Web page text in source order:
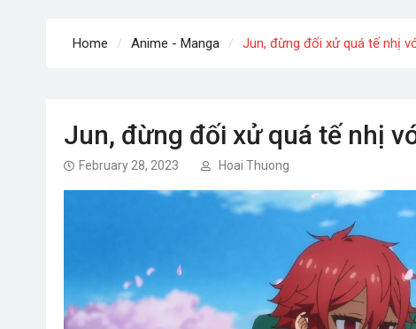
Home Anime - Manga Jun, đừng đối xử quá tế nhị
Jun, đừng đối xử quá tế nhị
February 28, 2023 Hoai Thuong